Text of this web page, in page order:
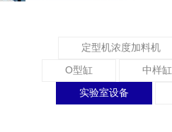
定型机浓度加料机
O型缸
中样缸
实验室设备